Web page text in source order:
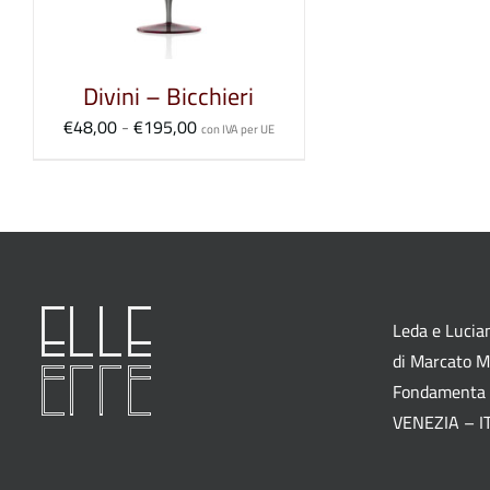
Divini – Bicchieri
€48,00-€195,00Fascia
con IVA per UE
Leda e
di Marcato
VENEZIA –